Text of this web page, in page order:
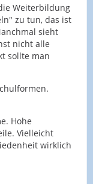
Weiterbildung
zu tun, das ist
sieht
nicht alle
sollte man
Hohe
Vielleicht
wirklich